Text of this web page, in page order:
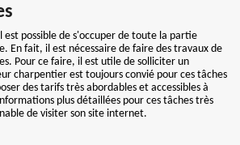
est possible de s'occuper de toute la partie
En fait, il est nécessaire de faire des travaux de
Pour ce faire, il est utile de solliciter un
charpentier est toujours convié pour ces tâches
des tarifs très abordables et accessibles à
plus détaillées pour ces tâches très
de visiter son site internet.